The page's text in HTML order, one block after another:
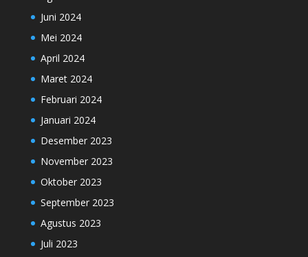
Juni 2024
Mei 2024
April 2024
Maret 2024
Februari 2024
Januari 2024
Desember 2023
November 2023
Oktober 2023
September 2023
Agustus 2023
Juli 2023